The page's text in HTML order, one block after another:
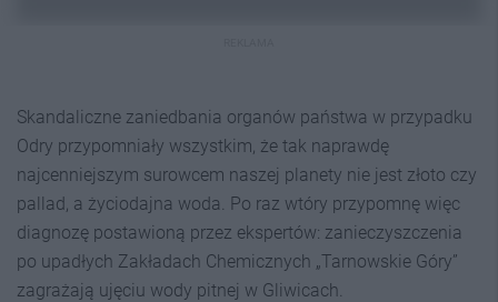
Skandaliczne zaniedbania organów państwa w przypadku
Odry przypomniały wszystkim, że tak naprawdę
najcenniejszym surowcem naszej planety nie jest złoto czy
pallad, a życiodajna woda. Po raz wtóry przypomnę więc
diagnozę postawioną przez ekspertów: zanieczyszczenia
po upadłych Zakładach Chemicznych „Tarnowskie Góry”
zagrażają ujęciu wody pitnej w Gliwicach.